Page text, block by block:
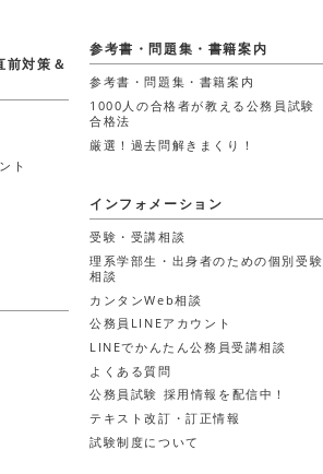
参考書・問題集・書籍案内
参考書・問題集・書籍案内
1000人の合格者が教える公務員試験
合格法
厳選！過去問解きまくり！
前対策＆
ト
インフォメーション
受験・受講相談
理系学部生・出身者のための個別受験
相談
カンタンWeb相談
公務員LINEアカウント
LINEでかんたん公務員受講相談
よくある質問
公務員試験 採用情報を配信中！
テキスト改訂・訂正情報
試験制度について